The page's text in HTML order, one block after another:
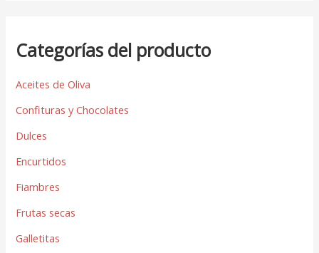
Categorías del producto
Aceites de Oliva
Confituras y Chocolates
Dulces
Encurtidos
Fiambres
Frutas secas
Galletitas